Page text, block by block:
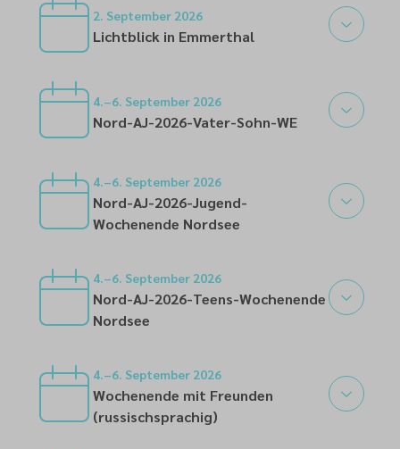
2. September 2026
Lichtblick in Emmerthal
4.–6. September 2026
Nord-AJ-2026-Vater-Sohn-WE
4.–6. September 2026
Nord-AJ-2026-Jugend-
Wochenende Nordsee
4.–6. September 2026
Nord-AJ-2026-Teens-Wochenende
Nordsee
4.–6. September 2026
Wochenende mit Freunden
(russischsprachig)